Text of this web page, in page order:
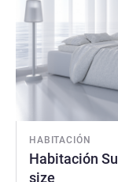
HABITACIÓN
Habitación
size